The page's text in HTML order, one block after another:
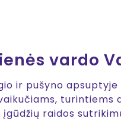
vardo
ir pušyno
turintiems
raidos